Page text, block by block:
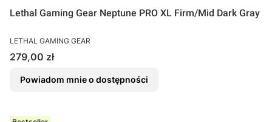
Lethal Gaming Gear Neptune PRO XL Firm/Mid Dark Gray
PRODUCENT
LETHAL GAMING GEAR
Cena
279,00 zł
Powiadom mnie o dostępności